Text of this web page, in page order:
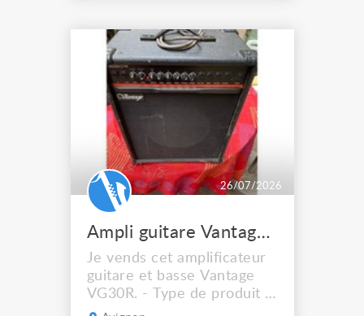
26/07/2026
Ampli guitare Vantage VG30R
Je vends cet amplificateur
guitare et basse Vantage
VG30R. - Type de produit :
Ampli guitare et basse -